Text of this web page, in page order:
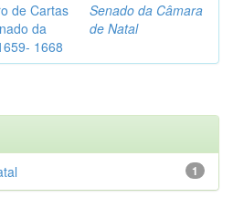
de Cartas
da
1668
Senado da Câmara
de Natal
1